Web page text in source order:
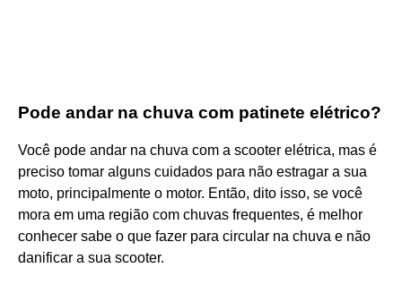
Pode andar na chuva com patinete elétrico?
Você pode andar na chuva com a scooter elétrica, mas é
preciso tomar alguns cuidados para não estragar a sua
moto, principalmente o motor. Então, dito isso, se você
mora em uma região com chuvas frequentes, é melhor
conhecer sabe o que fazer para circular na chuva e não
danificar a sua scooter.